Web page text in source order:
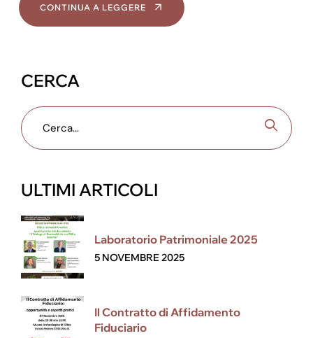
CONTINUA A LEGGERE
CERCA
ULTIMI ARTICOLI
Laboratorio Patrimoniale 2025
5 NOVEMBRE 2025
Il Contratto di Affidamento
Fiduciario